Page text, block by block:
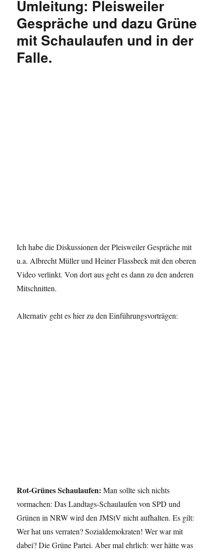
hat
immer
Umleitung: Pleisweiler
Gespräche und dazu Grüne
mit Schaulaufen und in der
Falle.
Ich habe die Diskussionen der Pleisweiler Gespräche mit
u.a. Albrecht Müller und Heiner Flassbeck mit den oberen
Video verlinkt. Von dort aus geht es dann zu den anderen
Mitschnitten.
Alternativ geht es hier zu den Einführungsvorträgen:
Rot-Grünes Schaulaufen: Man sollte sich nichts
vormachen: Das Landtags-Schaulaufen von SPD und
Grünen in NRW wird den JMStV nicht aufhalten. Es gilt:
Wer hat uns verraten? Sozialdemokraten! Wer war mit
dabei? Die Grüne Partei. Aber mal ehrlich: wer hätte was